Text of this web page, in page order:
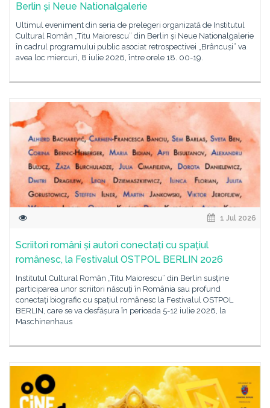
Berlin și Neue Nationalgalerie
Ultimul eveniment din seria de prelegeri organizată de Institutul
Cultural Român „Titu Maiorescu” din Berlin și Neue Nationalgalerie
în cadrul programului public asociat retrospectivei „Brâncuși” va
avea loc miercuri, 8 iulie 2026, între orele 18. 00-19.
1 Jul 2026
Scriitori români și autori conectați cu spațiul
românesc, la Festivalul OSTPOL BERLIN 2026
Institutul Cultural Român „Titu Maiorescu” din Berlin susține
participarea unor scriitori născuți în România sau profund
conectați biografic cu spațiul românesc la Festivalul OSTPOL
BERLIN, care se va desfășura în perioada 5-12 iulie 2026, la
Maschinenhaus